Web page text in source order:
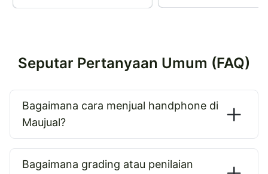
Seputar Pertanyaan Umum (FAQ)
Bagaimana cara menjual handphone di
Maujual?
Bagaimana grading atau penilaian